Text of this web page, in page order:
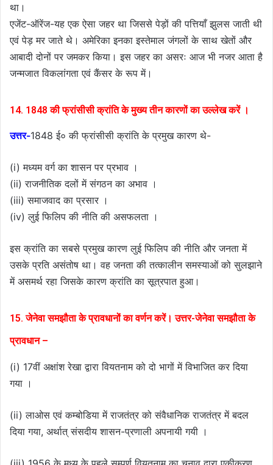
था।
एजेंट-ऑरेंज-यह एक ऐसा जहर था जिससे पेड़ों की पत्तियाँ झुलस जाती थी
एवं पेड़ मर जाते थे। अमेरिका इनका इस्तेमाल जंगलों के साथ खेतों और
आबादी दोनों पर जमकर किया। इस जहर का असरः आज भी नजर आता है
जन्मजात विकलांगता एवं कैंसर के रूप में।
14. 1848 की फ्रांसीसी क्रांति के मुख्य तीन कारणों का उल्लेख करें ।
उत्तर-1848 ई० की फ्रांसीसी क्रांति के प्रमुख कारण थे-
(i) मध्यम वर्ग का शासन पर प्रभाव ।
(ii) राजनीतिक दलों में संगठन का अभाव ।
(iii) समाजवाद का प्रसार ।
(iv) लुई फिलिप की नीति की असफलता ।
इस क्रांति का सबसे प्रमुख कारण लुई फिलिप की नीति और जनता में
उसके प्रति असंतोष था। वह जनता की तत्कालीन समस्याओं को सुलझाने
में असमर्थ रहा जिसके कारण क्रांति का सूत्रपात हुआ।
15. जेनेवा समझौता के प्रावधानों का वर्णन करें। उत्तर-जेनेवा समझौता के
प्रावधान –
(i) 17वीं अक्षांश रेखा द्वारा वियतनाम को दो भागों में विभाजित कर दिया
गया ।
(ii) लाओस एवं कम्बोडिया में राजतंत्र को संवैधानिक राजतंत्र में बदल
दिया गया, अर्थात् संसदीय शासन-प्रणाली अपनायी गयी ।